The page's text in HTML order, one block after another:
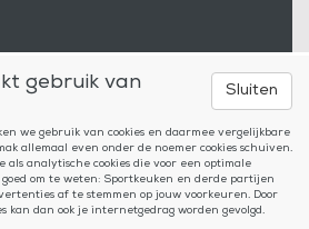
SPORTKEUKEN
Telefoon06-29006641
info@sportkeuken.com
Creative Data
Sluiten
gebruik van
we gebruik van cookies en daarmee vergelijkbare
allemaal even onder de noemer cookies schuiven.
analytische cookies die voor een optimale
om te weten: Sportkeuken en derde partijen
af te stemmen op jouw voorkeuren. Door
kan dan ook je internetgedrag worden gevolgd.